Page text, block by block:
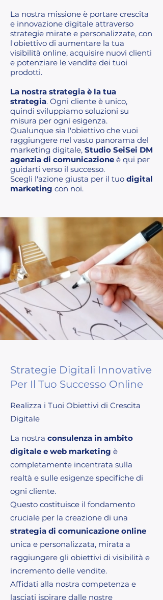
La nostra missione è portare crescita
e innovazione digitale attraverso
strategie mirate e personalizzate, con
l'obiettivo di aumentare la tua
visibilità online, acquisire nuovi clienti
e potenziare le vendite dei tuoi
prodotti.
La nostra strategia è la tua
strategia. Ogni cliente è unico,
quindi sviluppiamo soluzioni su
misura per ogni esigenza.
Qualunque sia l'obiettivo che vuoi
raggiungere nel vasto panorama del
marketing digitale, Studio SeiSei DM
agenzia di comunicazione è qui per
guidarti verso il successo.
Scegli l'azione giusta per il tuo digital
marketing con noi.
Strategie Digitali Innovative
Per Il Tuo Successo Online
Realizza i Tuoi Obiettivi di Crescita
Digitale
La nostra consulenza in ambito
digitale e web marketing è
completamente incentrata sulla
realtà e sulle esigenze specifiche di
ogni cliente.
Questo costituisce il fondamento
cruciale per la creazione di una
strategia di comunicazione online
unica e personalizzata, mirata a
raggiungere gli obiettivi di visibilità e
incremento delle vendite.
Affidati alla nostra competenza e
lasciati ispirare dalle nostre